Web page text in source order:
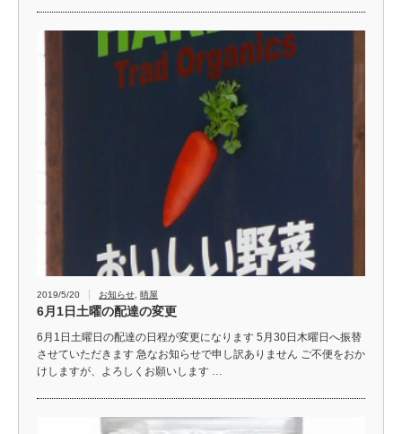
2019/5/20 お知らせ 晴屋
6月1日土曜の配達の変更
6月1日土曜日の配達の日程が変更になります 5月30日木曜日へ振替
させていただきます 急なお知らせで申し訳ありません ご不便をおか
けしますが、よろしくお願いします …